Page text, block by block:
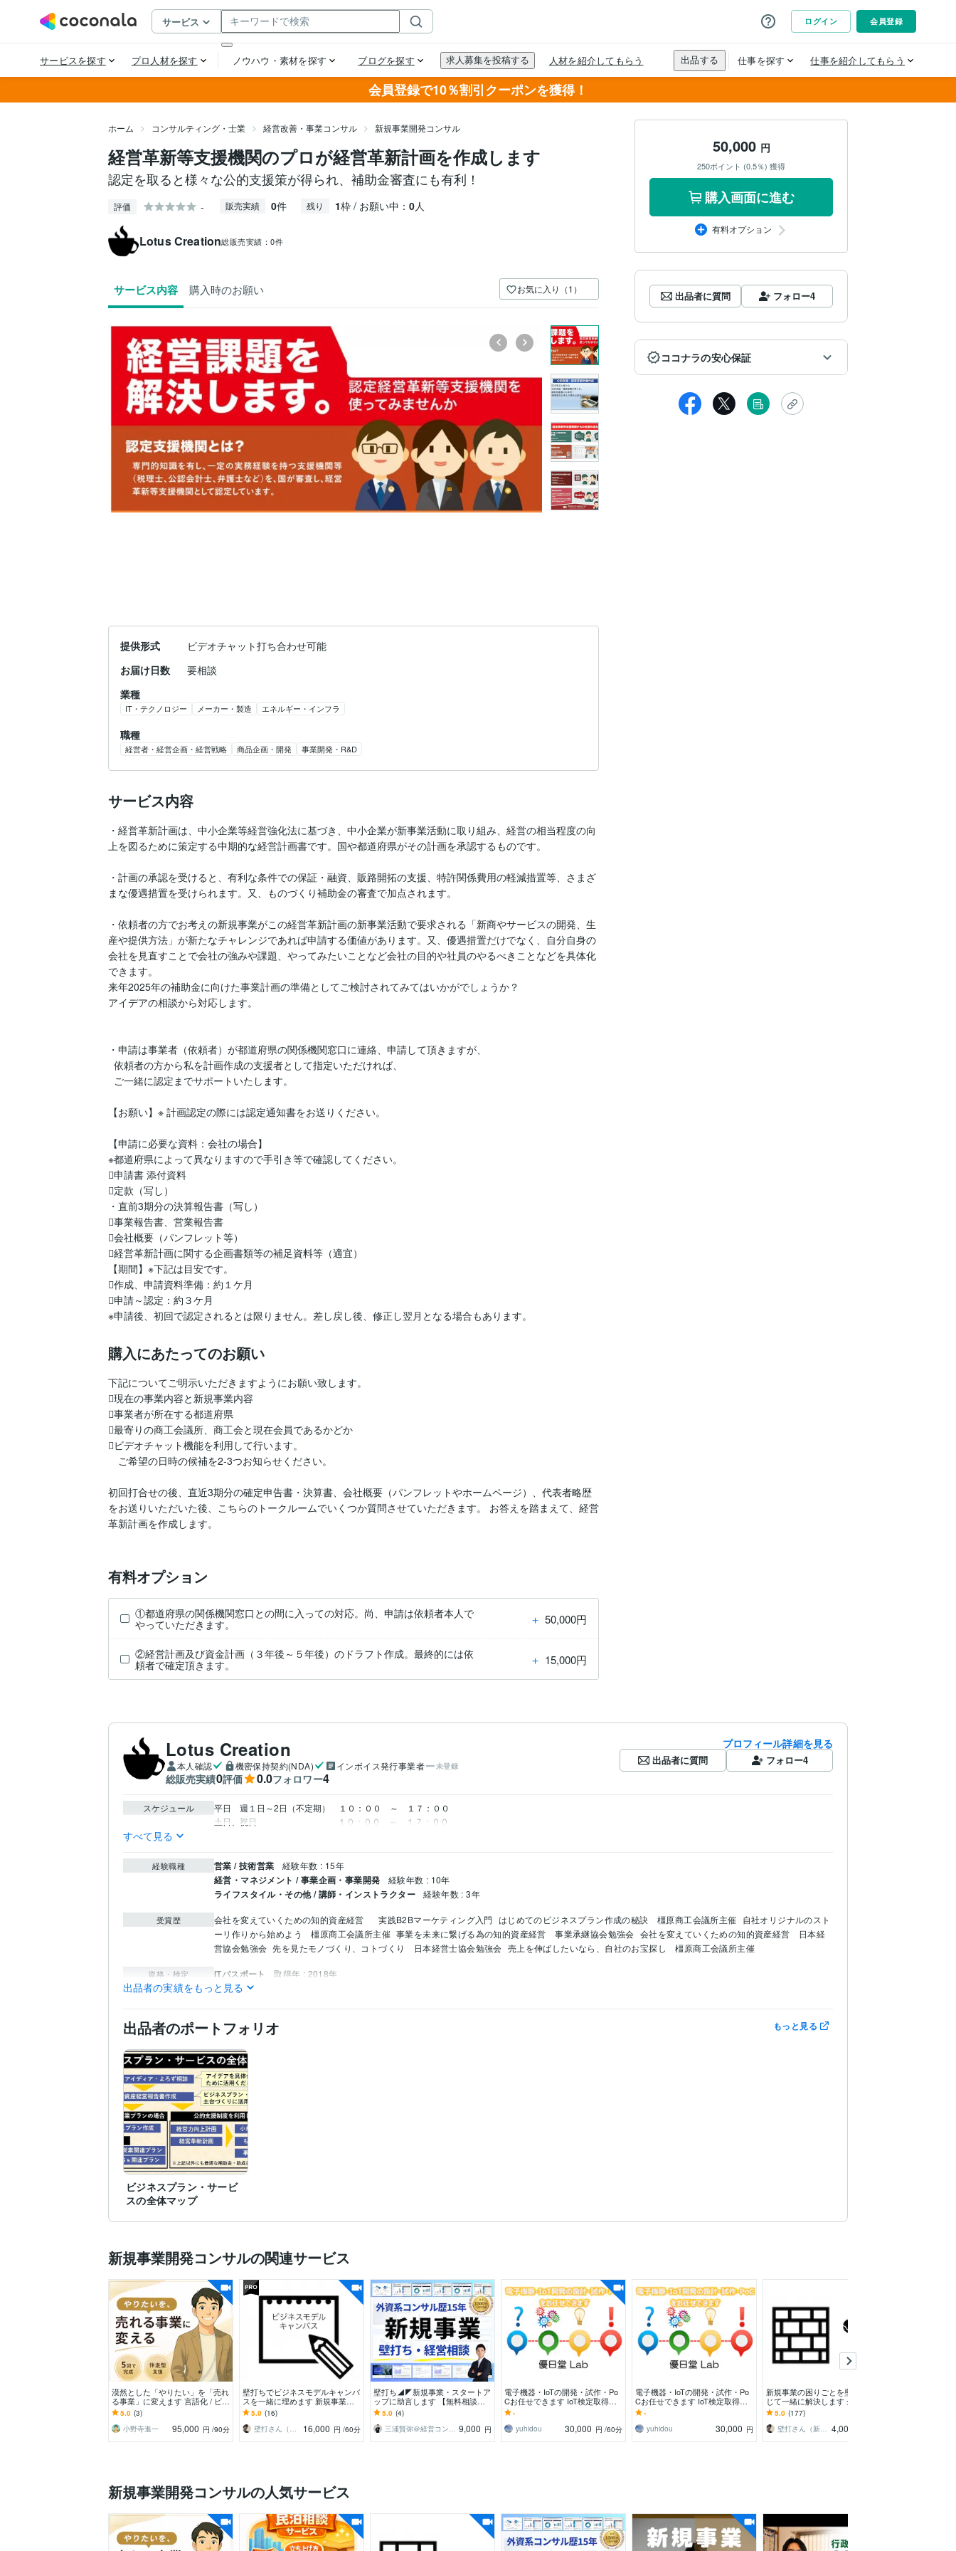
会員登録で10％割引クーポンを獲得！
ホーム コンサルティング・士業 経営改善・事業コンサル 新規事業開発コンサル
経営革新等支援機関のプロが経営革新計画を作成します
認定を取ると様々な公的支援策が得られ、補助金審査にも有利！
評価 - 販売実績 0件 残り 1枠 / お願い中： 0人
Lotus Creation総販売実績：0件
サービス内容 購入時のお願い お気に入り（1）
提供形式
ビデオチャット打ち合わせ可能
お届け日数
要相談
業種
IT・テクノロジー メーカー・製造 エネルギー・インフラ
職種
経営者・経営企画・経営戦略 商品企画・開発 事業開発・R&D
サービス内容
・経営革新計画は、中小企業等経営強化法に基づき、中小企業が新事業活動に取り組み、経営の相当程度の向
上を図るために策定する中期的な経営計画書です。国や都道府県がその計画を承認するものです。
・計画の承認を受けると、有利な条件での保証・融資、販路開拓の支援、特許関係費用の軽減措置等、さまざ
まな優遇措置を受けられます。又、ものづくり補助金の審査で加点されます。
・依頼者の方でお考えの新規事業がこの経営革新計画の新事業活動で要求される「新商やサービスの開発、生
産や提供方法」が新たなチャレンジであれば申請する価値があります。又、優遇措置だけでなく、自分自身の
会社を見直すことで会社の強みや課題、やってみたいことなど会社の目的や社員のやるべきことなどを具体化
できます。
来年2025年の補助金に向けた事業計画の準備としてご検討されてみてはいかがでしょうか？
アイデアの相談から対応します。
・申請は事業者（依頼者）が都道府県の関係機関窓口に連絡、申請して頂きますが、
【お願い】※ 計画認定の際には認定通知書をお送りください。
【申請に必要な資料：会社の場合】
※都道府県によって異なりますので手引き等で確認してください。
申請書 添付資料
定款（写し）
・直前3期分の決算報告書（写し）
事業報告書、営業報告書
会社概要（パンフレット等）
経営革新計画に関する企画書類等の補足資料等（適宜）
【期間】※下記は目安です。
作成、申請資料準備：約１ケ月
申請～認定：約３ケ月
購入にあたってのお願い
下記についてご明示いただきますようにお願い致します。
現在の事業内容と新規事業内容
事業者が所在する都道府県
最寄りの商工会議所、商工会と現在会員であるかどか
ビデオチャット機能を利用して行います。
ご希望の日時の候補を2-3つお知らせください。
初回打合せの後、直近3期分の確定申告書・決算書、会社概要（パンフレットやホームページ）、代表者略歴
をお送りいただいた後、こちらのトークルームでいくつか質問させていただきます。 お答えを踏まえて、経営
革新計画を作成します。
有料オプション
①都道府県の関係機関窓口との間に入っての対応。尚、申請は依頼者本人で
やっていただきます。
＋ 50,000円
②経営計画及び資金計画（３年後～５年後）のドラフト作成。最終的には依
頼者で確定頂きます。
＋ 15,000円
50,000 円
250ポイント (0.5％) 獲得
購入画面に進む
有料オプション
出品者に質問 フォロー4
ココナラの安心保証
Lotus Creation
本人確認 機密保持契約(NDA) インボイス発行事業者 未登録
総販売実績0評価 0.0フォロワー4
プロフィール詳細を見る
出品者に質問 フォロー4
スケジュール
平日　週１日～2日（不定期）　１０：００　～　１７：００
土日、祝日　  　　　　　　　　１０：００　～　１７：００
すべて見る
経験職種 営業 / 技術営業 経験年数 : 15年
経営・マネジメント / 事業企画・事業開発 経験年数 : 10年
ライフスタイル・その他 / 講師・インストラクター 経験年数 : 3年
受賞歴 会社を変えていくための知的資産経営 実践B2Bマーケティング入門 はじめてのビジネスプラン作成の秘訣　橿原商工会議所主催 自社オリジナルのスト
ーリ作りから始めよう　橿原商工会議所主催 事業を未来に繋げる為の知的資産経営　事業承継協会勉強会 会社を変えていくための知的資産経営　日本経
営協会勉強会 先を見たモノづくり、コトづくり　日本経営士協会勉強会 売上を伸ばしたいなら、自社のお宝探し　橿原商工会議所主催
資格・検定 ITパスポート 取得年 : 2018年
TOEIC 取得年 : 2013年
ティブツール
Excel:10年Google サイト:10年Google スプレッドシート:5年PowerPoint:10年Word:10年
得意分野 コンサルティング・士業
製造業・マーケティン
学歴 熊本大学
語学力 英語 ビジネスレベル
出品者の実績をもっと見る
出品者のポートフォリオ もっと見る
ビジネスプラン・サービ
スの全体マップ
新規事業開発コンサルの関連サービス
漠然とした「やりたい」を「売れ
る事業」に変えます 言語化 / ビジ
ネスモデル構築｜5回で完成する
商品設計支援
5.0 (3)
小野寺進一
95,000 円 /90分
壁打ちでビジネスモデルキャンバ
スを一緒に埋めます 新規事業開
発のプロに貴社事業案を語って質
問に答えていくだけ！
5.0 (16)
壁打さん（新規事業開発のプロ）
16,000 円 /60分
壁打ち◢◤新規事業・スタートア
ップに助言します 【無料相談】
外資系コンサル歴15年・支援実績
1500件の経験
5.0 (4)
三浦賢弥＠経営コンサルタント 9,000 円
電子機器・IoTの開発・試作・Po
Cお任せできます IoT検定取得・2
5年以上の技術者が伴走
-
yuhidou
30,000 円 /60分
電子機器・IoTの開発・試作・Po
Cお任せできます IoT検定取得・2
5年以上の技術者が伴走(VC事前
のみ)
-
yuhidou
30,000 円
新規事業の困りごとを壁打ちを通
じて一緒に解決します 企業と個
人への壁打ち実績あり。時間が合
えば当日の壁打ち可能！
5.0 (177)
壁打さん（新規事業開発のプロ） 4,000
新規事業開発コンサルの人気サービス